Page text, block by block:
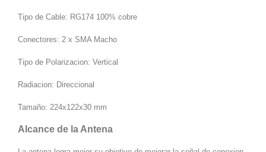
Tipo de Cable: RG174 100% cobre
Conectores: 2 x SMA Macho
Tipo de Polarizacion: Vertical
Radiacion: Direccional
Tamaño: 224x122x30 mm
Alcance de la Antena